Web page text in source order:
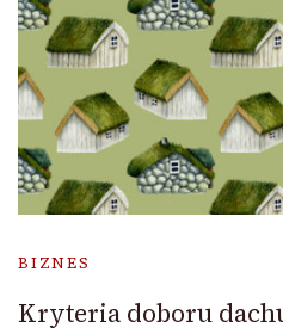
BIZNES
Kryteria doboru